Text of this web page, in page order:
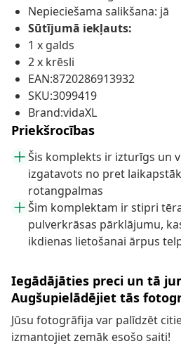
Nepieciešama salikšana: jā
Sūtījumā iekļauts:
1 x galds
2 x krēsli
EAN:8720286913932
SKU:3099419
Brand:vidaXL
Priekšrocības
Šis komplekts ir izturīgs un
izgatavots no pret
rotangpalmas
Šim komplektam ir stipri
pulverkrāsas pārklājumu,
ikdienas lietošanai ārpus
Iegādājāties preci un tā
Augšupielādējiet tās
Jūsu fotogrāfija var palīdzēt
izmantojiet zemāk esošo saiti!